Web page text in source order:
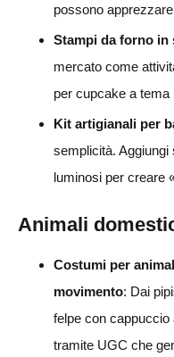
possono
Stampi da forno
mercato come
per cupcake a tema
Kit artigianali per
semplicità.
luminosi per creare
Animali
Costumi per
movimento: Dai
felpe con
tramite UGC che